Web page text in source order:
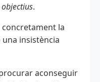
.
la
insistència
aconseguir